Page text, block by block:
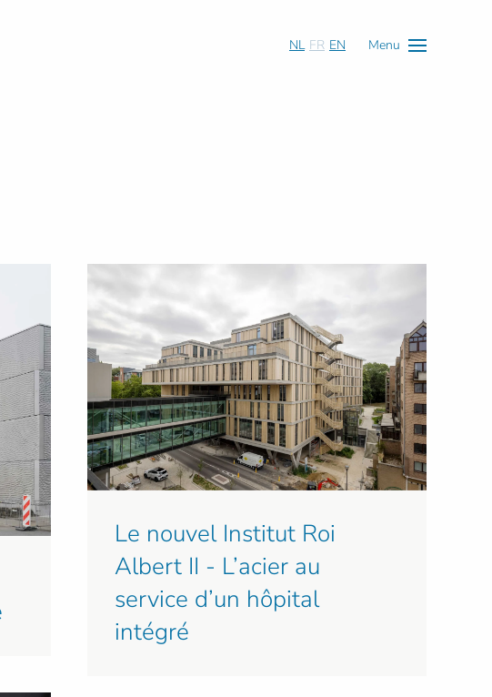
NL FR EN Menu
Le nouvel Institut Roi
Albert II - L’acier au
service d’un hôpital
intégré